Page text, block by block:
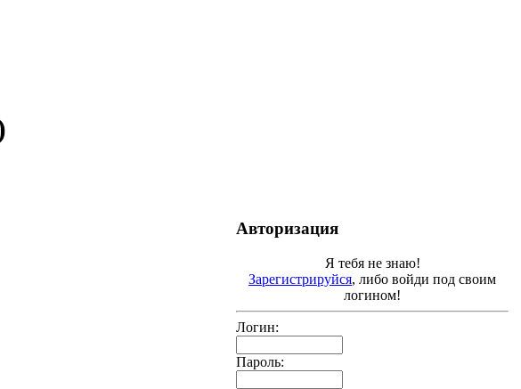
Авторизация
Я тебя не знаю!
Зарегистрируйся, либо войди под своим
логином!
Логин:
Пароль: